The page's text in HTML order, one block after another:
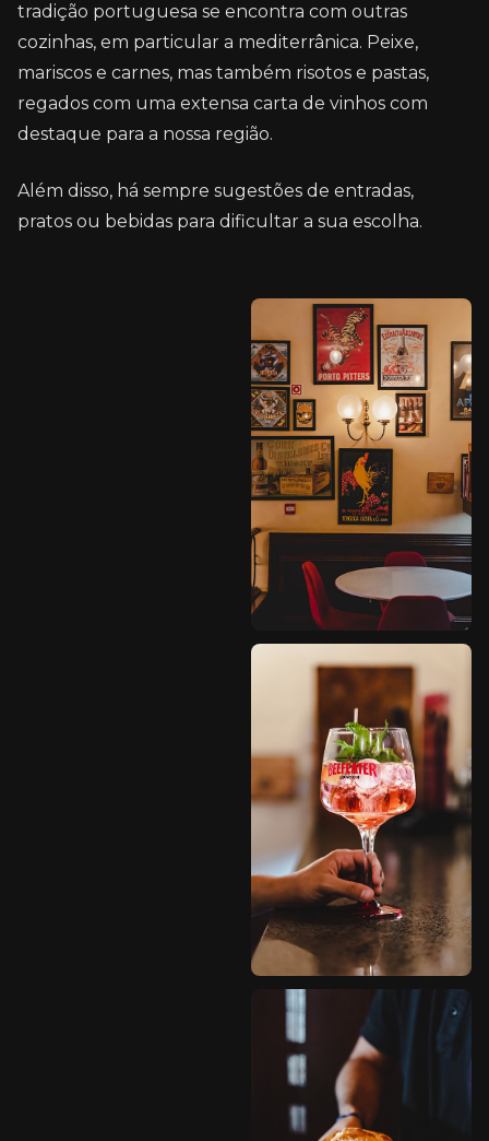
tradição portuguesa se encontra com outras
cozinhas, em particular a mediterrânica. Peixe,
mariscos e carnes, mas também risotos e pastas,
regados com uma extensa carta de vinhos com
destaque para a nossa região.
Além disso, há sempre sugestões de entradas,
pratos ou bebidas para dificultar a sua escolha.